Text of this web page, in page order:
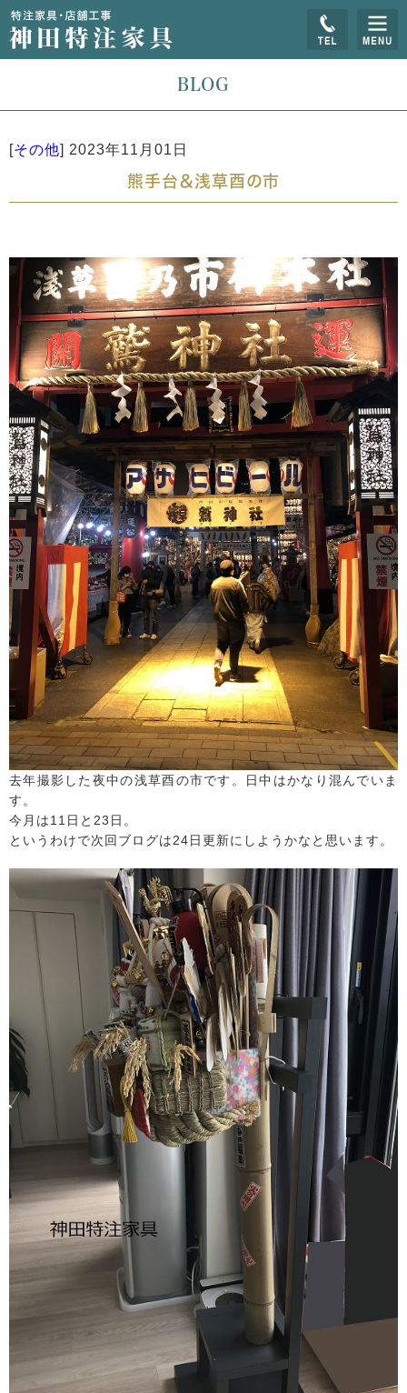
BLOG
[その他] 2023年11月01日
熊手台＆浅草酉の市
去年撮影した夜中の浅草酉の市です。日中はかなり混んでいま
す。
今月は11日と23日。
というわけで次回ブログは24日更新にしようかなと思います。